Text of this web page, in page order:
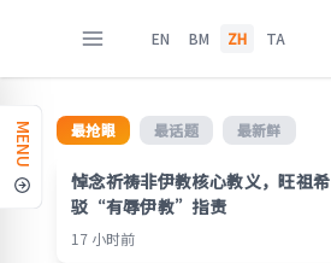
EN BM ZH TA
MENU 最抢眼 最话题 最新鲜
悼念祈祷非伊教核心教义，旺祖希
驳“有辱伊教”指责
17 小时前